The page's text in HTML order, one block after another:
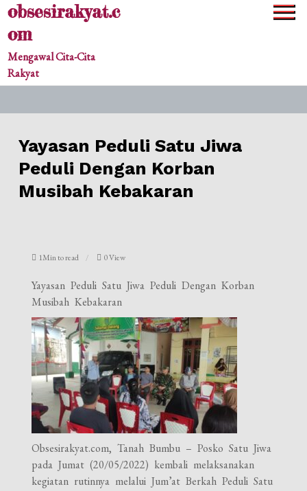
Skipobsesirakyat.c
om
Mengawal Cita-Cita
Rakyat
Yayasan Peduli Satu Jiwa
Peduli Dengan Korban
Musibah Kebakaran
1Min to read 0 View
Yayasan Peduli Satu Jiwa Peduli Dengan Korban
Musibah Kebakaran
Obsesirakyat.com, Tanah Bumbu – Posko Satu Jiwa
pada Jumat (20/05/2022) kembali melaksanakan
kegiatan rutinnya melalui Jum’at Berkah Peduli Satu